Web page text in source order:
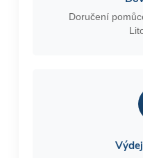
Doručení